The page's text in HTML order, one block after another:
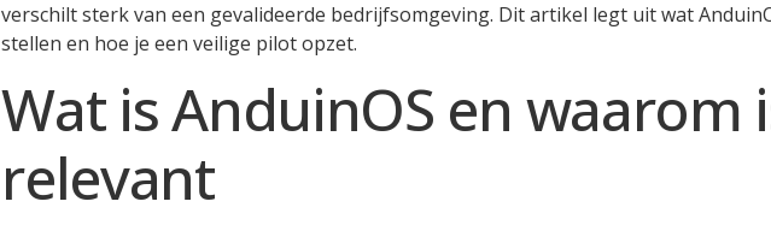
verschilt sterk van een gevalideerde bedrijfsomgeving. Dit artikel legt uit wat
stellen en hoe je een veilige pilot opzet.
Wat is AnduinOS en waarom
relevant